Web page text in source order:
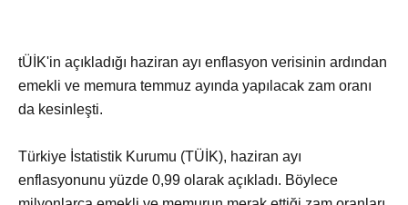
tÜİK'in açıkladığı haziran ayı enflasyon verisinin ardından
emekli ve memura temmuz ayında yapılacak zam oranı
da kesinleşti.
Türkiye İstatistik Kurumu (TÜİK), haziran ayı
enflasyonunu yüzde 0,99 olarak açıkladı. Böylece